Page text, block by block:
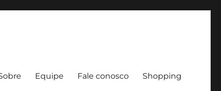
Equipe Fale conosco Shopping